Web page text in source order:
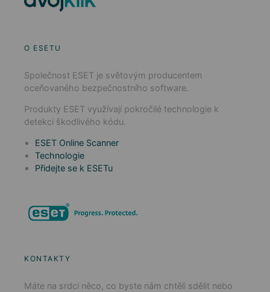
O ESETU
Společnost ESET je světovým producentem
oceňovaného bezpečnostního software.
Produkty ESET využívají pokročilé technologie k
detekci škodlivého kódu.
ESET Online Scanner
Technologie
Přidejte se k ESETu
KONTAKTY
Máte na srdci něco, co byste nám chtěli sdělit nebo